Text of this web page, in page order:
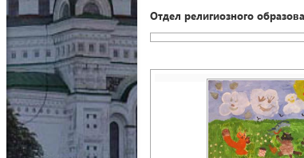
Отдел религиозного